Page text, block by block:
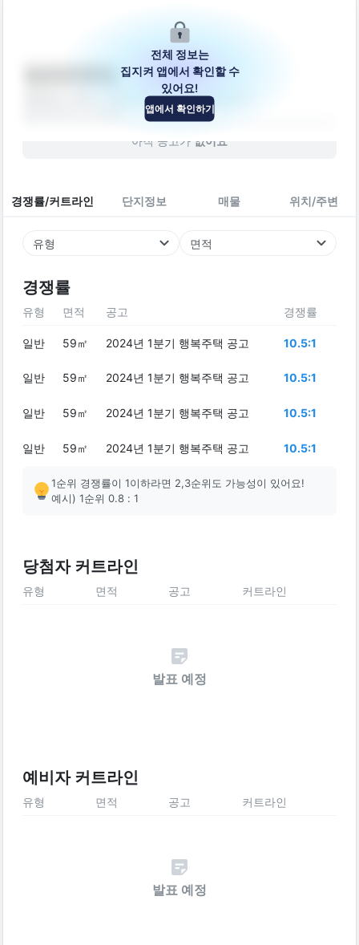
충청북도 청주시 상당구 중고개로248번길 14
아직 공고가 없어요
경쟁률/커트라인 단지정보 매물 위치/주변
유형 면적
경쟁률
전체 정보는
집지켜 앱에서 확인할 수
있어요!
앱에서 확인하기
유형 면적 공고 경쟁률
일반 59㎡ 2024년 1분기 행복주택 공고 10.5:1
일반 59㎡ 2024년 1분기 행복주택 공고 10.5:1
일반 59㎡ 2024년 1분기 행복주택 공고 10.5:1
일반 59㎡ 2024년 1분기 행복주택 공고 10.5:1
1순위 경쟁률이 1이하라면 2,3순위도 가능성이 있어요!
예시) 1순위 0.8 : 1
당첨자 커트라인
유형 면적 공고 커트라인
발표 예정
예비자 커트라인
유형 면적 공고 커트라인
발표 예정